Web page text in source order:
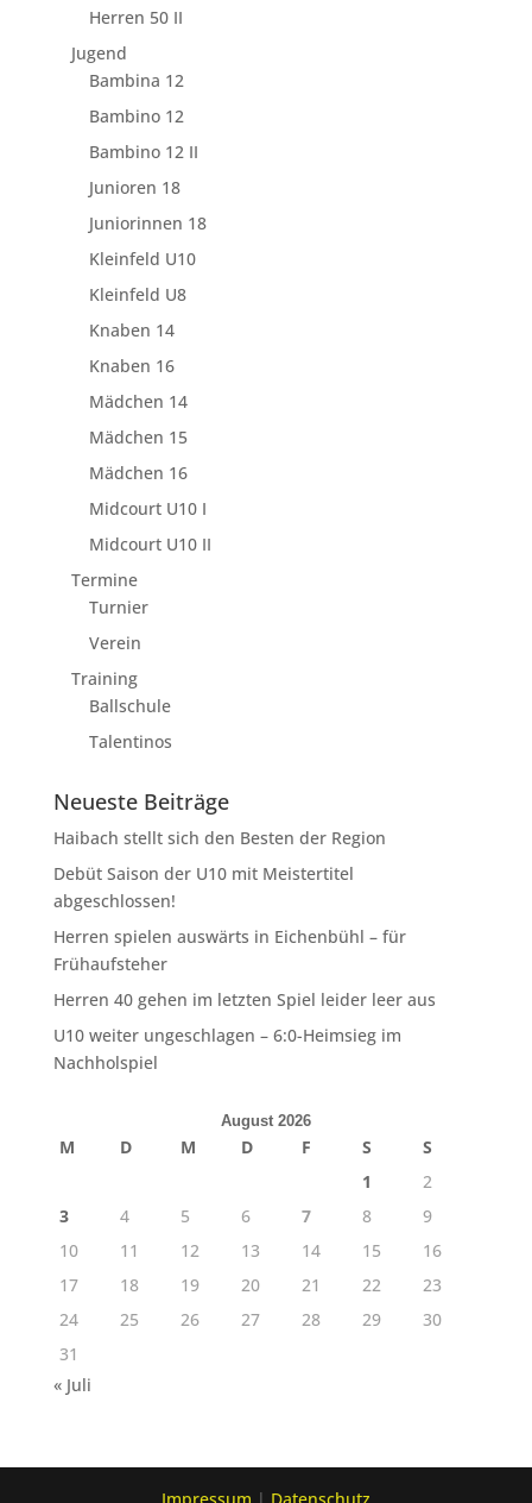
Herren 50 II
Jugend
Bambina 12
Bambino 12
Bambino 12 II
Junioren 18
Juniorinnen 18
Kleinfeld U10
Kleinfeld U8
Knaben 14
Knaben 16
Mädchen 14
Mädchen 15
Mädchen 16
Midcourt U10 I
Midcourt U10 II
Termine
Turnier
Verein
Training
Ballschule
Talentinos
Neueste Beiträge
Haibach stellt sich den Besten der Region
Debüt Saison der U10 mit Meistertitel
abgeschlossen!
Herren spielen auswärts in Eichenbühl – für
Frühaufsteher
Herren 40 gehen im letzten Spiel leider leer aus
U10 weiter ungeschlagen – 6:0-Heimsieg im
Nachholspiel
August 2026
M D M D F S
S
1
2
3
4 5 6 7 8
9
10
11 12 13 14 15
16
17
18 19 20 21 22
23
24
25 26 27 28 29
30
31
« Juli